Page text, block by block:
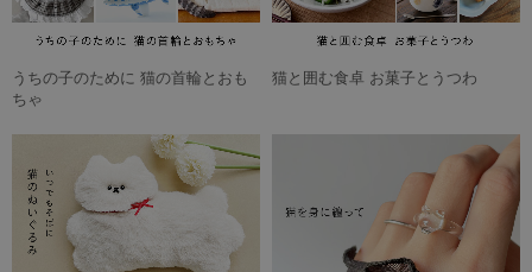
うちの子のために 猫の首輪とおも
ちゃ
猫と囲む食卓 お菓子とうつわ